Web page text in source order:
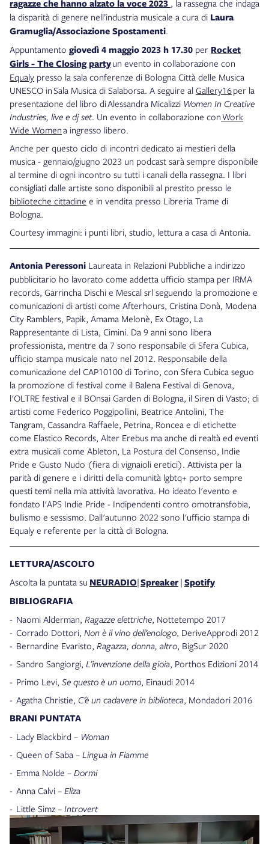
ragazze che hanno alzato la voce 2023 , la rassegna che indaga
la disparità di genere nell’industria musicale a cura di Laura
Gramuglia/Associazione Spostamenti.
Appuntamento giovedì 4 maggio 2023 h 17.30 per Rocket
Girls - The Closing partyun evento in collaborazione con
Equaly presso la sala conferenze di Bologna Città delle Musica
UNESCO in Sala Musica di Salaborsa. A seguire al Gallery16per la
presentazione del libro di Alessandra Micalizzi Women In Creative
Industries, live e dj set. Un evento in collaborazione conWork
Wide Womena ingresso libero.
Anche per questo ciclo di incontri dedicato ai mestieri della
musica - gennaio/giugno 2023 un podcast sarà sempre disponibile
al termine di ogni incontro su tutti i canali della rassegna. I libri
consigliati dalle artiste sono disponibili al prestito presso le
biblioteche cittadine e in vendita presso Libreria Trame di
Bologna.
Courtesy immagini: i punti libri, studio, lettura a casa di Antonia.
Antonia Peressoni Laureata in Relazioni Pubbliche a indirizzo
pubblicitario ho lavorato come addetta ufficio stampa per IRMA
records, Garrincha Dischi e Mescal srl seguendo la promozione e
comunicazioni di artisti come Afterhours, Cristina Donà, Modena
City Ramblers, Papik, Amama Melonè, Ex Otago, La
Rappresentante di Lista, Cimini. Da 9 anni sono libera
professionista, mentre da 7 sono responsabile di Sfera Cubica,
ufficio stampa musicale nato nel 2012. Responsabile della
comunicazione del CAP10100 di Torino, con Sfera Cubica seguo
la promozione di festival come il Balena Festival di Genova,
l'OLTRE festival e il BOnsai Garden di Bologna, il Siren di Vasto; di
artisti come Federico Poggipollini, Beatrice Antolini, The
Tangram, Cassandra Raffaele, Petrina, Roncea e di etichette
come Elastico Records, Alter Erebus ma anche di realtà ed eventi
extra musicali come Ableton, La Postura del Consenso, Indie
Pride e Gusto Nudo (fiera di vignaioli eretici). Attivista per la
parità di genere e i diritti della comunità lgbtq+ porto sempre
questi temi nella mia attività lavorativa. Ho ideato l'evento e
fondato l'APS Indie Pride - Indipendenti contro omotransfobia,
bullismo e sessismo. Dall'autunno 2022 sono l'ufficio stampa di
Equaly e referente per la città di Bologna.
LETTURA/ASCOLTO
Ascolta la puntata su NEURADIO|Spreaker | Spotify
BIBLIOGRAFIA
- Naomi Alderman, Ragazze elettriche, Nottetempo 2017
- Corrado Dottori, Non è il vino dell’enologo, DeriveApprodi 2012
- Bernardine Evaristo, Ragazza, donna, altro, BigSur 2020
- Sandro Sangiorgi, L’invenzione della gioia, Porthos Edizioni 2014
- Primo Levi, Se questo è un uomo, Einaudi 2014
- Agatha Christie, C’è un cadavere in biblioteca, Mondadori 2016
BRANI PUNTATA
- Lady Blackbird – Woman
- Queen of Saba – Lingua in Fiamme
- Emma Nolde – Dormi
- Anna Calvi – Eliza
- Little Simz – Introvert